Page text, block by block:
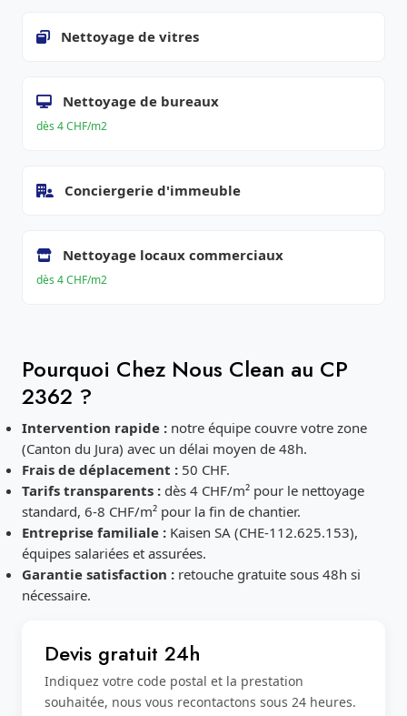
Nettoyage de vitres
Nettoyage de bureaux
dès 4 CHF/m2
Conciergerie d'immeuble
Nettoyage locaux commerciaux
dès 4 CHF/m2
Pourquoi Chez Nous Clean au CP
2362 ?
Intervention rapide :notre équipe couvre votre zone
(Canton du Jura) avec un délai moyen de 48h.
Frais de déplacement :50 CHF.
Tarifs transparents :dès 4 CHF/m² pour le nettoyage
standard, 6-8 CHF/m² pour la fin de chantier.
Entreprise familiale :Kaisen SA (CHE-112.625.153),
équipes salariées et assurées.
Garantie satisfaction :retouche gratuite sous 48h si
nécessaire.
Devis gratuit 24h
Indiquez votre code postal et la prestation
souhaitée, nous vous recontactons sous 24 heures.